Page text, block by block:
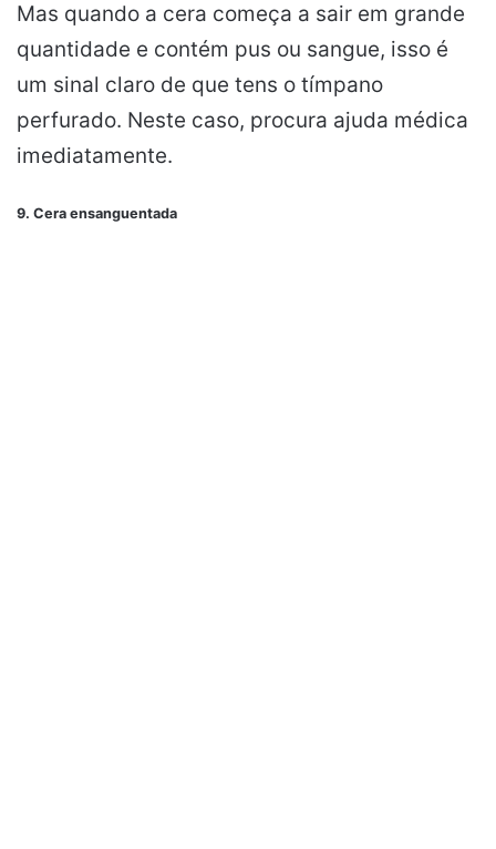
Mas quando a cera começa a sair em grande
quantidade e contém pus ou sangue, isso é
um sinal claro de que tens o tímpano
perfurado. Neste caso, procura ajuda médica
imediatamente.
9. Cera ensanguentada